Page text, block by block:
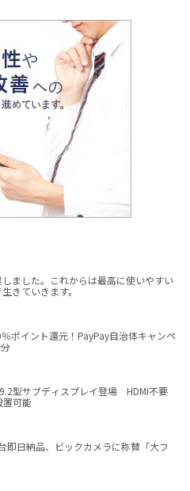
ました。これからは最高に使いやすい
きていきます。
％ポイント還元！PayPay自治体キャンペ
型サブディスプレイ登場 HDMI不要
置可能
即日納品、ビックカメラに称賛「大フ